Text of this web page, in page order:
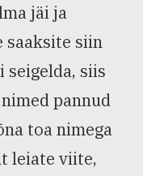
jäi ja
saaksite siin
seigelda, siis
pannud
toa nimega
leiate viite,